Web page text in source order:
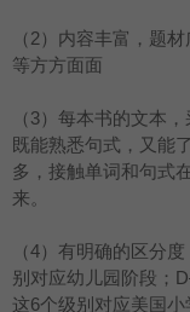
（2）内容丰富，题
等方方面面
（3）每本书的文本
既能熟悉句式，又能
多，接触单词和句式
来。
（4）有明确的区分
别对应幼儿园阶段；
这6个级别对应美国